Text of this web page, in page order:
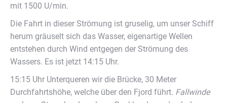
mit 1500 U/min.
Die Fahrt in dieser Strömung ist gruselig, um unser Schiff
herum gräuselt sich das Wasser, eigenartige Wellen
entstehen durch Wind entgegen der Strömung des
Wassers. Es ist jetzt 14:15 Uhr.
15:15 Uhr Unterqueren wir die Brücke, 30 Meter
Durchfahrtshöhe, welche über den Fjord führt. Fallwinde